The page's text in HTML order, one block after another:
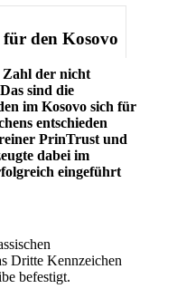
für den Kosovo
Zahl der nicht
sind die
im Kosovo sich für
entschieden
PrinTrust und
dabei im
eingeführt
Dritte Kennzeichen
befestigt.